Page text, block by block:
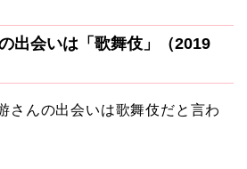
出会いは「歌舞伎」（2019
さんの出会いは歌舞伎だと言わ